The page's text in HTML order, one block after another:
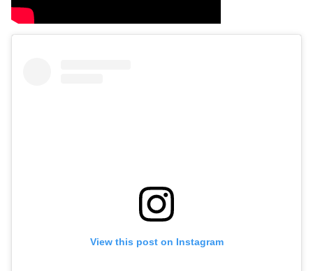
View this post on Instagram